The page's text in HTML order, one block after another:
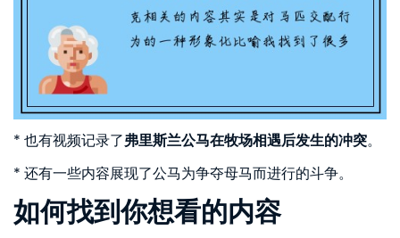
* 也有视频记录了弗里斯兰公马在牧场相遇后发生的冲突。
* 还有一些内容展现了公马为争夺母马而进行的斗争。
如何找到你想看的内容